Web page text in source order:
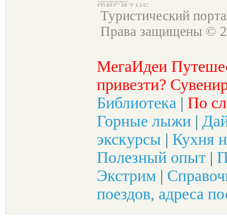
Туристический
Права защищены ©
МегаИдеи
привезти?
Библиотека | По
Горные лыжи |
экскурсы | Кухня
Полезный опыт |
Экстрим |
поездов, адреса